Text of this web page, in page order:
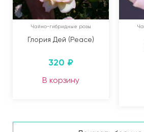
Чайно-гибридные розы
Глория Дей (Peace)
320 ₽
В корзину